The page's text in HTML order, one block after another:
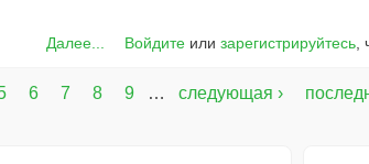
Далее... Войдите илизарегистрируйтесь,
6 7 8 9 … следующая ›